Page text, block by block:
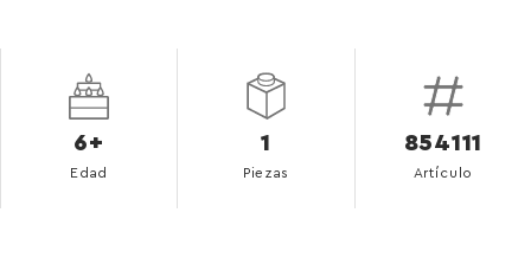
6+
Edad
1
Piezas
854111
Artículo